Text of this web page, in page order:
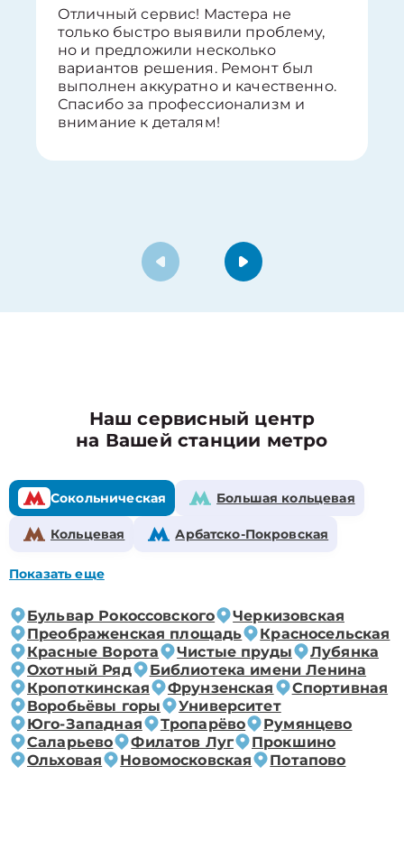
Отличный сервис! Мастера не
только быстро выявили проблему,
но и предложили несколько
вариантов решения. Ремонт был
выполнен аккуратно и качественно.
Спасибо за профессионализм и
внимание к деталям!
Наш сервисный центр
на Вашей станции метро
Сокольническая Большая кольцевая
Кольцевая Арбатско-Покровская
Показать еще
Бульвар Рокоссовского
Черкизовская
Преображенская площадь
Красносельская
Красные Ворота
Чистые пруды
Лубянка
Охотный Ряд
Библиотека имени Ленина
Кропоткинская
Фрунзенская
Спортивная
Воробьёвы горы
Университет
Юго-Западная
Тропарёво
Румянцево
Саларьево
Филатов Луг
Прокшино
Ольховая
Новомосковская Потапово